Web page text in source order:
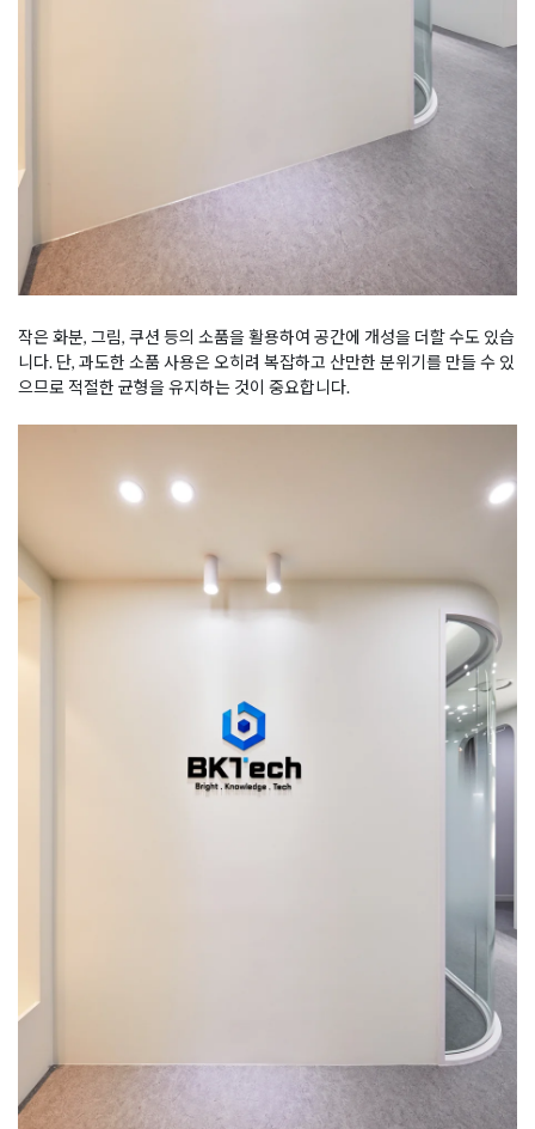
작은 화분, 그림, 쿠션 등의 소품을 활용하여 공간에 개성을 더할 수도 있습
니다. 단, 과도한 소품 사용은 오히려 복잡하고 산만한 분위기를 만들 수 있
으므로 적절한 균형을 유지하는 것이 중요합니다.